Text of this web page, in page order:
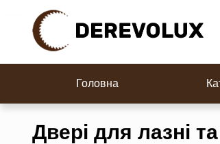
контенту
Головна
Все для сауни
Двері для лазні